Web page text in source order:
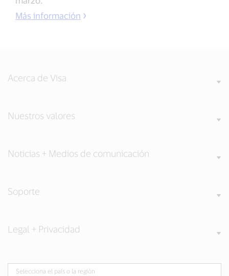
Más información
Acerca de Visa
Nuestros valores
Noticias + Medios de comunicación
Soporte
Legal + Privacidad
Selecciona el país o la región